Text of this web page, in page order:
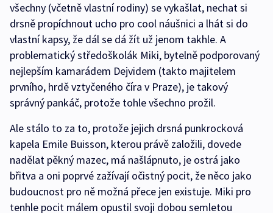
všechny (včetně vlastní rodiny) se vykašlat, nechat si
drsně propíchnout ucho pro cool náušnici a lhát si do
vlastní kapsy, že dál se dá žít už jenom takhle. A
problematický středoškolák Miki, bytelně podporovaný
nejlepším kamarádem Dejvidem (takto majitelem
prvního, hrdě vztyčeného číra v Praze), je takový
správný pankáč, protože tohle všechno prožil.
Ale stálo to za to, protože jejich drsná punkrocková
kapela Emile Buisson, kterou právě založili, dovede
nadělat pěkný mazec, má našlápnuto, je ostrá jako
břitva a oni poprvé zažívají očistný pocit, že něco jako
budoucnost pro ně možná přece jen existuje. Miki pro
tenhle pocit málem opustil svoji dobou semletou